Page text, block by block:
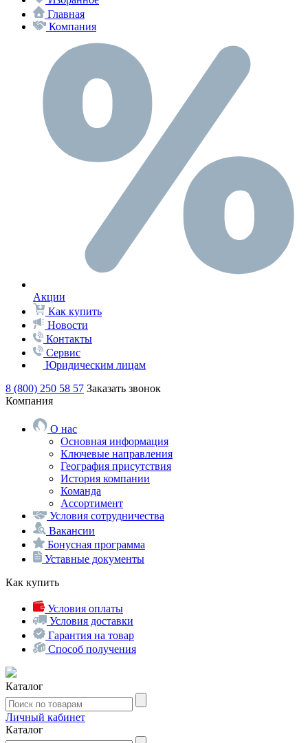
Главная
Компания
Акции
Как купить
Новости
Контакты
Сервис
Юридическим лицам
8 (800) 250 58 57 Заказать звонок
Компания
О нас
Основная информация
Ключевые направления
География присутствия
История компании
Команда
Ассортимент
Условия сотрудничества
Вакансии
Бонусная программа
Уставные документы
Как купить
Условия оплаты
Условия доставки
Гарантия на товар
Способ получения
Каталог
Личный кабинет
Каталог